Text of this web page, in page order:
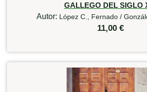
GALLEGO DEL SIGLO
Autor: López C., Fernado /
11,00 €